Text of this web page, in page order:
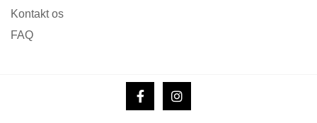
Kontakt os
FAQ